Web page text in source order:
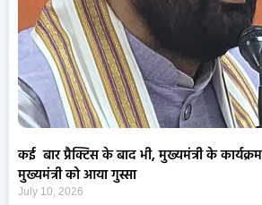
कई बार प्रैक्टिस के बाद भी, मुख्यमंत्री के
मुख्यमंत्री को आया गुस्सा
July 10, 2026